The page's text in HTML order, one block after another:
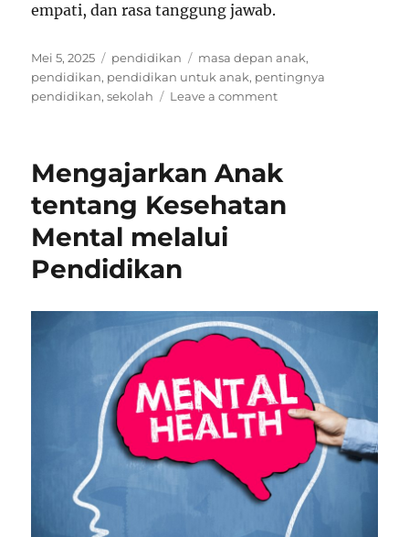
empati, dan rasa tanggung jawab.
Posted
on
Mei 5, 2025 Categories
pendidikan Tags
masa depan anak,
pendidikan, pendidikan untuk anak, pentingnya
pendidikan,sekolah Leave a commenton
dalam
Karakter
Mengajarkan Anak
tentang Kesehatan
Mental melalui
Pendidikan